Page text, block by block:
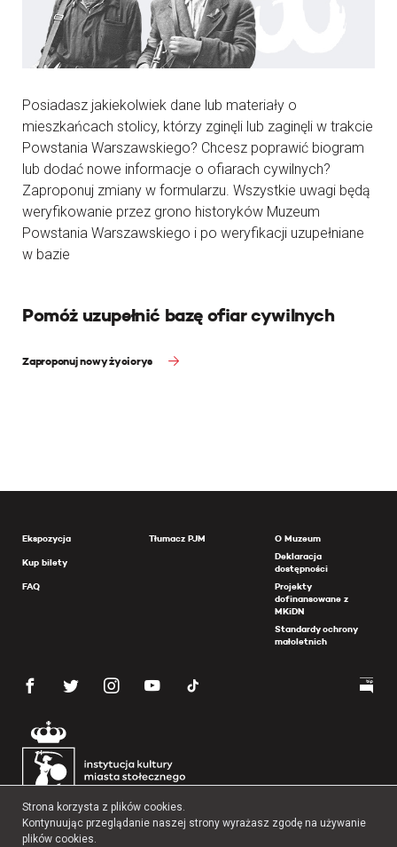
Posiadasz jakiekolwiek dane lub materiały o
mieszkańcach stolicy, którzy zginęli lub zaginęli w trakcie
Powstania Warszawskiego? Chcesz poprawić biogram
lub dodać nowe informacje o ofiarach cywilnych?
Zaproponuj zmiany w formularzu. Wszystkie uwagi będą
weryfikowanie przez grono historyków Muzeum
Powstania Warszawskiego i po weryfikacji uzupełniane
w bazie
Pomóż uzupełnić bazę ofiar cywilnych
Zaproponuj nowy życiorys
Ekspozycja
Kup bilety
FAQ
Tłumacz PJM
O Muzeum
Deklaracja
dostępności
Projekty
dofinansowane z
MKiDN
Standardy ochrony
małoletnich
Strona korzysta z plików cookies.
Kontynuując przeglądanie naszej strony wyrażasz zgodę na używanie
plików cookies.